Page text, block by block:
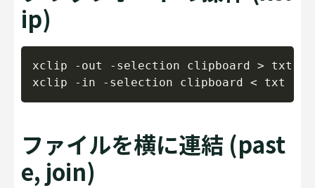
ip)
xclip -out -selection clipboard > txt
ファイルを横に連結 (past
e, join)